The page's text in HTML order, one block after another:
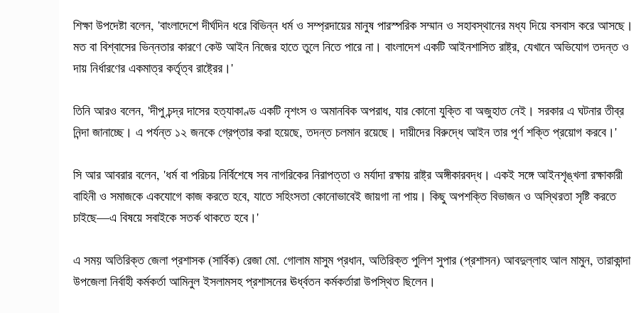
শিক্ষা উপদেষ্টা বলেন, 'বাংলাদেশে দীর্ঘদিন ধরে বিভিন্ন ধর্ম ও সম্প্রদায়ের মানুষ পারস্পরিক সম্মান ও সহাবস্থানের মধ্য দিয়ে বসবাস করে আসছে।
মত বা বিশ্বাসের ভিন্নতার কারণে কেউ আইন নিজের হাতে তুলে নিতে পারে না। বাংলাদেশ একটি আইনশাসিত রাষ্ট্র, যেখানে অভিযোগ তদন্ত ও
দায় নির্ধারণের একমাত্র কর্তৃত্ব রাষ্ট্রের।'
তিনি আরও বলেন, 'দীপু চন্দ্র দাসের হত্যাকাণ্ড একটি নৃশংস ও অমানবিক অপরাধ, যার কোনো যুক্তি বা অজুহাত নেই। সরকার এ ঘটনার তীব্র
নিন্দা জানাচ্ছে। এ পর্যন্ত ১২ জনকে গ্রেপ্তার করা হয়েছে, তদন্ত চলমান রয়েছে। দায়ীদের বিরুদ্ধে আইন তার পূর্ণ শক্তি প্রয়োগ করবে।'
সি আর আবরার বলেন, 'ধর্ম বা পরিচয় নির্বিশেষে সব নাগরিকের নিরাপত্তা ও মর্যাদা রক্ষায় রাষ্ট্র অঙ্গীকারবদ্ধ। একই সঙ্গে আইনশৃঙ্খলা রক্ষাকারী
বাহিনী ও সমাজকে একযোগে কাজ করতে হবে, যাতে সহিংসতা কোনোভাবেই জায়গা না পায়। কিছু অপশক্তি বিভাজন ও অস্থিরতা সৃষ্টি করতে
চাইছে—এ বিষয়ে সবাইকে সতর্ক থাকতে হবে।'
এ সময় অতিরিক্ত জেলা প্রশাসক (সার্বিক) রেজা মো. গোলাম মাসুম প্রধান, অতিরিক্ত পুলিশ সুপার (প্রশাসন) আবদুল্লাহ আল মামুন, তারাকান্দা
উপজেলা নির্বাহী কর্মকর্তা আমিনুল ইসলামসহ প্রশাসনের ঊর্ধ্বতন কর্মকর্তারা উপস্থিত ছিলেন।